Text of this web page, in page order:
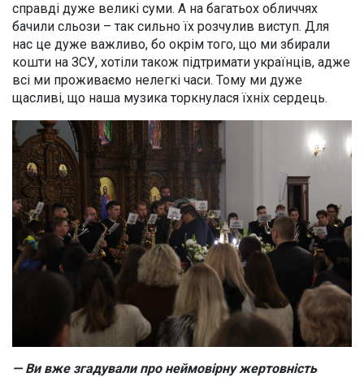
справді дуже великі суми. А на багатьох обличчях
бачили сльози – так сильно їх розчулив виступ. Для
нас це дуже важливо, бо окрім того, що ми збирали
кошти на ЗСУ, хотіли також підтримати українців, адже
всі ми проживаємо нелегкі часи. Тому ми дуже
щасливі, що наша музика торкнулася їхніх сердець.
— Ви вже згадували про неймовірну жертовність